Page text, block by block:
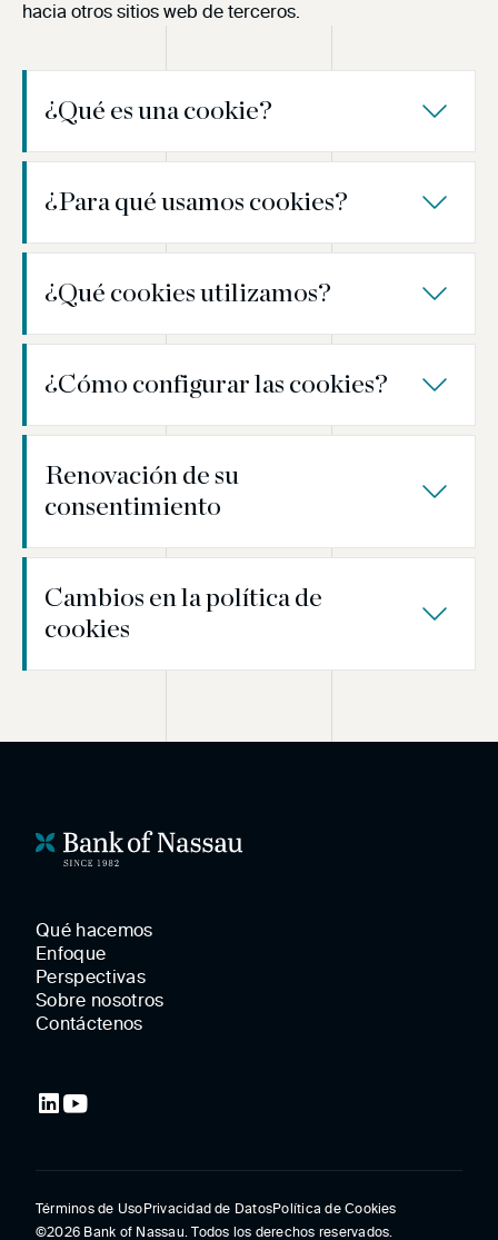
hacia otros sitios web de terceros.
¿Qué es una cookie?
¿Para qué usamos cookies?
¿Qué cookies utilizamos?
¿Cómo configurar las cookies?
Renovación de su
consentimiento
Cambios en la política de
cookies
Qué hacemos
Enfoque
Perspectivas
Sobre nosotros
Contáctenos
Términos de Uso Privacidad de DatosPolítica de Cookies
©2026 Bank of Nassau. Todos los derechos reservados.